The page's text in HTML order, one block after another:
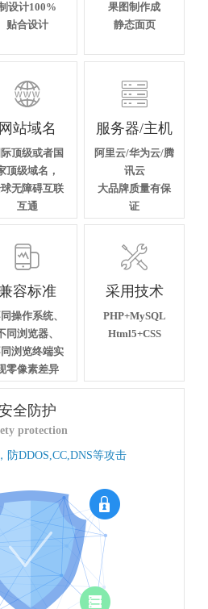
设计100%
贴合设计
果图制作成
静态面页

网站域名
际顶级或者国
顶级域名，
无障碍互联
互通

服务器/主机
阿里云/华为云/腾
讯云
大品牌质量有保
证

容标准
操作系统、
同浏览器、
浏览终端实
零像素差异

采用技术
PHP+MySQL
Html5+CSS
全防护
protection
防DDOS,CC,DNS等攻击